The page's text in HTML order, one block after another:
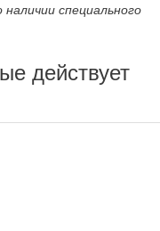
специального
действует